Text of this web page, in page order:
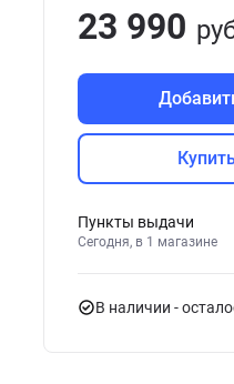
23 990
Пункты выдачи
Сегодня, в 1 магазине
В наличии -